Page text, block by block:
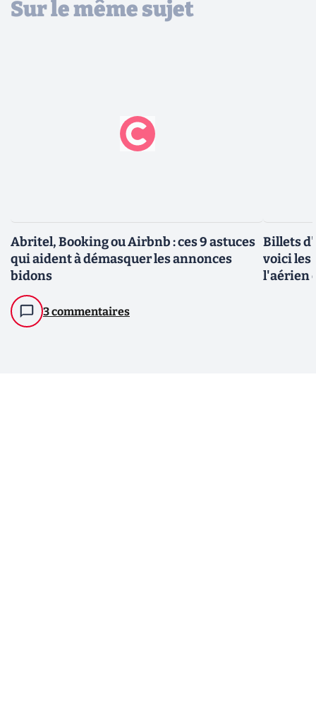
Sur le même sujet
Abritel, Booking ou Airbnb : ces 9 astuces
qui aident à démasquer les annonces
bidons
3 commentaires
Billets
voici les
l'aérien